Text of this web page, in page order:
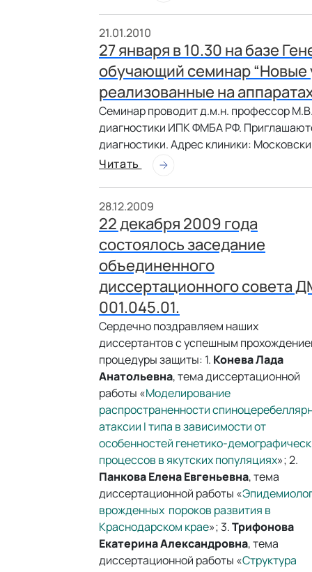
21.01.2010
27 января в 10.30 на базе
обучающий семинар “Новые
реализованные на
Семинар проводит д.м.н. профессор
диагностики ИПК ФМБА РФ.
диагностики. Адрес клиники:
Читать
28.12.2009
22 декабря 2009 года
состоялось заседание
объединенного
диссертационного совета
001.045.01.
Сердечно поздравляем наших
диссертантов с успешным
процедуры защиты: 1. Конева Лада
Анатольевна, тема диссертационной
работы «Моделирование
распространенности
атаксии I типа в зависимости от
особенностей генетико-
процессов в якутских популяциях»; 2.
Панкова Елена Евгеньевна, тема
диссертационной работы «
врожденных пороков развития в
Краснодарском крае»; 3.Трифонова
Екатерина Александровна, тема
диссертационной работы «Структура